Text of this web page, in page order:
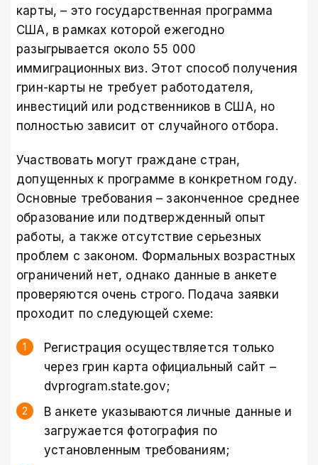
карты, – это государственная программа
США, в рамках которой ежегодно
разыгрывается около 55 000
иммиграционных виз. Этот способ получения
грин-карты не требует работодателя,
инвестиций или родственников в США, но
полностью зависит от случайного отбора.
Участвовать могут граждане стран,
допущенных к программе в конкретном году.
Основные требования – законченное среднее
образование или подтвержденный опыт
работы, а также отсутствие серьезных
проблем с законом. Формальных возрастных
ограничений нет, однако данные в анкете
проверяются очень строго. Подача заявки
проходит по следующей схеме:
Регистрация осуществляется только
через грин карта официальный сайт –
dvprogram.state.gov;
В анкете указываются личные данные и
загружается фотография по
установленным требованиям;